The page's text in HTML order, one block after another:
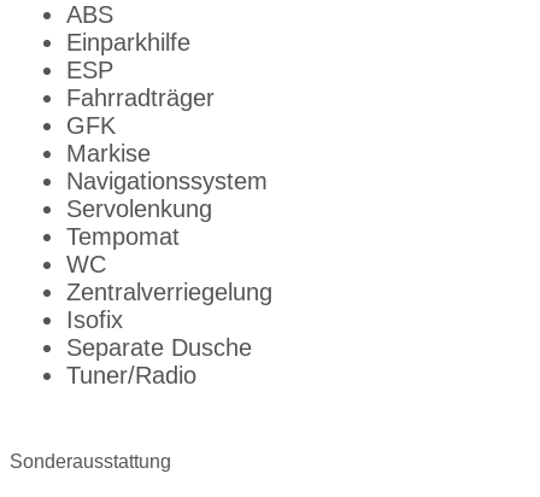
ABS
Einparkhilfe
ESP
Fahrradträger
GFK
Markise
Navigationssystem
Servolenkung
Tempomat
WC
Zentralverriegelung
Isofix
Separate Dusche
Tuner/Radio
Sonderausstattung